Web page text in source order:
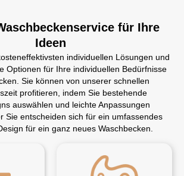
für Ihre
Ideen
individuellen Lösungen und
Optionen für Ihre individuellen Bedürfnisse
Sie können von unserer schnellen
profitieren, indem Sie bestehende
auswählen und leichte Anpassungen
Sie entscheiden sich für ein umfassendes
für ein ganz neues Waschbecken.